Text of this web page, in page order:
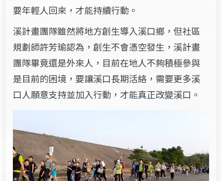
要年輕人回來，才能持續行動。
溪計畫團隊雖然將地方創生導入溪口鄉，但社區
規劃師許芳瑜認為，創生不會憑空發生，溪計畫
團隊畢竟還是外來人，目前在地人不夠積極參與
是目前的困境，要讓溪口長期活絡，需要更多溪
口人願意支持並加入行動，才能真正改變溪口。